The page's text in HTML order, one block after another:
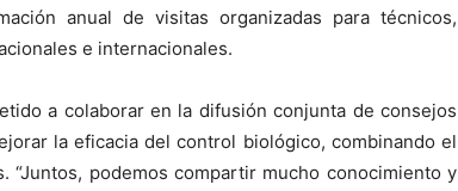
anual de visitas organizadas para técnicos,
e internacionales.
a colaborar en la difusión conjunta de consejos
la eficacia del control biológico, combinando el
“Juntos, podemos compartir mucho conocimiento y